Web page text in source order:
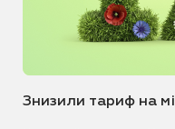
Знизили тариф на